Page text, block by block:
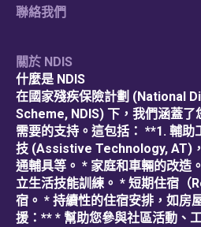
聯絡我們
關於 NDIS
什麼是 NDIS
在國家殘疾保險計劃 (National
Scheme, NDIS) 下，我們涵蓋
需要的支持。這包括： **1. 輔
技 (Assistive Technology, AT)
通輔具等。 * 家庭和車輛的改造
立生活技能訓練。 * 短期住宿（
宿。 * 持續性的住宿安排，如房
援：** * 幫助您參與社區活動、